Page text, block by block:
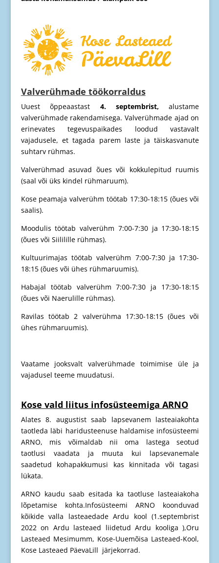
Valverühmade töökorraldus
Uuest õppeaastast 4. septembrist, alustame
valverühmade rakendamisega. Valverühmade ajad on
erinevates tegevuspaikades loodud vastavalt
vajadusele, et tagada parem laste ja täiskasvanute
suhtarv rühmas.
Valverühmad asuvad õues või kokkulepitud ruumis
(saal või üks kindel rühmaruum).
Kose peamaja valverühm töötab 17:30-18:15 (õues või
saalis).
Moodulis töötab valverühm 7:00-7:30 ja 17:30-18:15
(õues või Siililille rühmas).
Kultuurimajas töötab valverühm 7:00-7:30 ja 17:30-
18:15 (õues või ühes rühmaruumis).
Habajal töötab valverühm 7:00-7:30 ja 17:30-18:15
(õues või Naerulille rühmas).
Ravilas töötab 2 valverühma 17:30-18:15 (õues või
ühes rühmaruumis).
Vaatame jooksvalt valverühmade toimimise üle ja
vajadusel teeme muudatusi.
Kose vald liitus infosüsteemiga ARNO
Alates 8. augustist saab lapsevanem lasteaiakohta
taotleda läbi haridusteenuse haldamise infosüsteemi
ARNO, mis võimaldab nii oma lastega seotud
taotlusi vaadata ja muuta kui lapsevanemale
saadetud kohapakkumusi kas kinnitada või tagasi
lükata.
ARNO kaudu saab esitada ka taotluse lasteaiakoha
lõpetamise kohta.Infosüsteemi ARNO koonduvad
kõikide valla lasteaedade Ardu kool (1.septembrist
2022 on Ardu lasteaed liidetud Ardu kooliga ),Oru
Lasteaed Mesimumm, Kose-Uuemõisa Lasteaed-Kool,
Kose Lasteaed PäevaLill järjekorrad.